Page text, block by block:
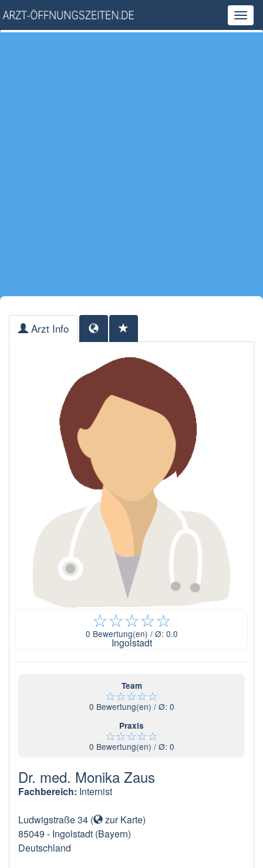
Arzt Info
☆☆☆☆☆
0 Bewertung(en) / Ø: 0.0
Ingolstadt
Team
☆☆☆☆☆
0 Bewertung(en) / Ø: 0
Praxis
☆☆☆☆☆
0 Bewertung(en) / Ø: 0
Dr. med. Monika Zaus
Fachbereich: Internist
Ludwigstraße 34 ( zur Karte)
85049 - Ingolstadt (Bayern)
Deutschland